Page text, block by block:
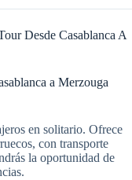
Desde Casablanca A
a Merzouga
en solitario. Ofrece
con transporte
la oportunidad de